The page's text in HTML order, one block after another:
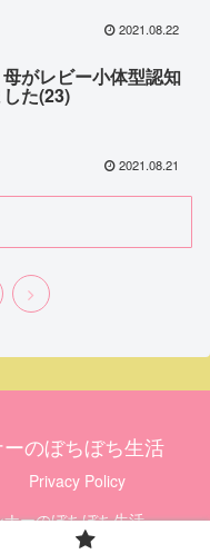
2021.08.22
母がレビー小体型認知
た(23)
2021.08.21
のぼちぼち生活
Privacy Policy
ーのぼちぼち生活.